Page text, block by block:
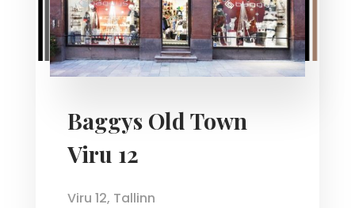
Baggys Old Town
Viru 12
Viru 12, Tallinn